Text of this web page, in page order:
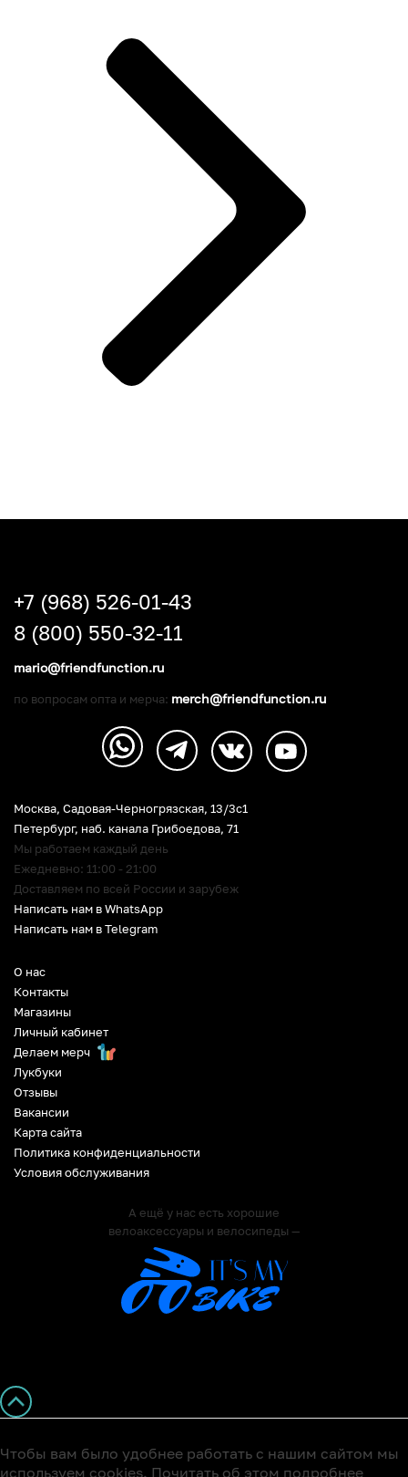
О нас
Контакты
Магазины
Личный кабинет
Делаем мерч
Лукбуки
Отзывы
Вакансии
Карта сайта
Политика конфиденциальности
Условия обслуживания
А ещё у нас есть хорошие
велоаксессуары и велосипеды —
Москва, Садовая-Черногрязская, 13/3c1
Петербург, наб. канала Грибоедова, 71
Мы работаем каждый день
Ежедневно: 11:00 - 21:00
Доставляем по всей России и зарубеж
Написать нам в WhatsApp
Написать нам в Telegram
+7 (968) 526-01-43
8 (800) 550-32-11
mario@friendfunction.ru
по вопросам опта и мерча: merch@friendfunction.ru
Чтобы вам было удобнее работать с нашим сайтом мы
используем cookies. Почитать об этом подробнее